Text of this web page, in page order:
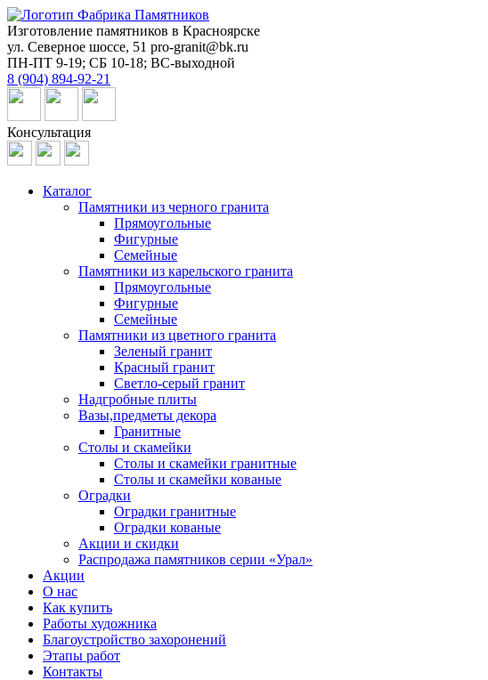
Изготовление памятников в Красноярске
ул. Северное шоссе, 51 pro-granit@bk.ru
ПН-ПТ 9-19; СБ 10-18; ВС-выходной
8 (904) 894-92-21
Консультация
Каталог
Памятники из черного гранита
Прямоугольные
Фигурные
Семейные
Памятники из карельского гранита
Прямоугольные
Фигурные
Семейные
Памятники из цветного гранита
Зеленый гранит
Красный гранит
Светло-серый гранит
Надгробные плиты
Вазы,предметы декора
Гранитные
Столы и скамейки
Столы и скамейки гранитные
Столы и скамейки кованые
Оградки
Оградки гранитные
Оградки кованые
Акции и скидки
Распродажа памятников серии «Урал»
Акции
О нас
Как купить
Работы художника
Благоустройство захоронений
Этапы работ
Контакты